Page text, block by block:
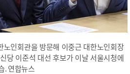
인회관을 방문해 이중근 대한노인회장
당 이준석 대선 후보가 이날 서울시청에
. 연합뉴스